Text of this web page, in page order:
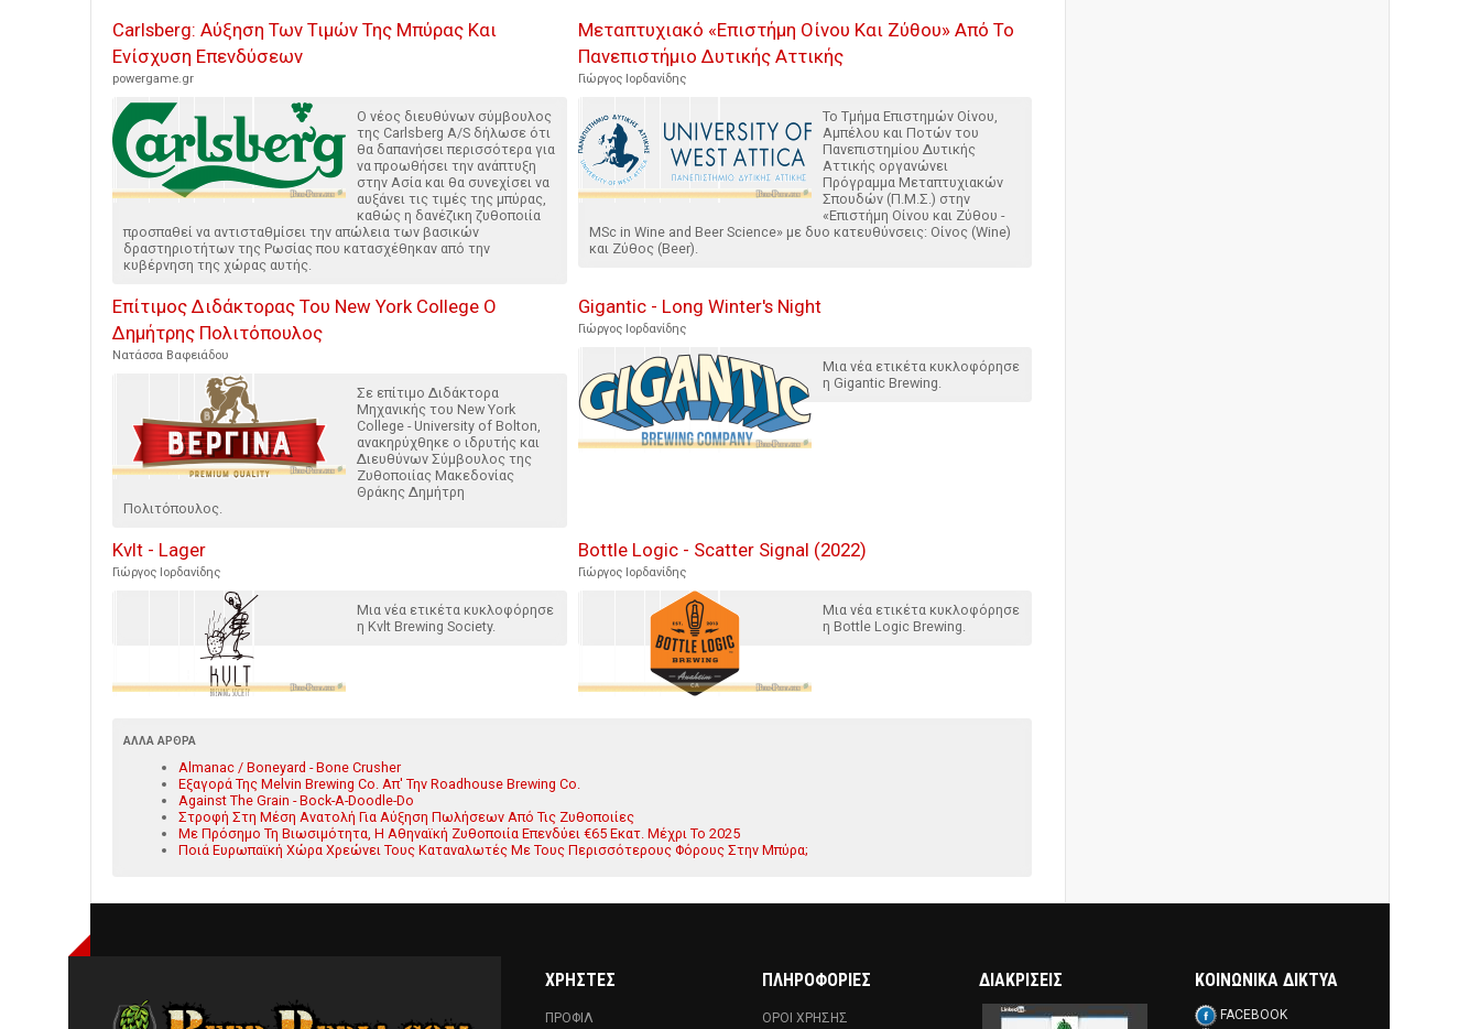
Carlsberg: Αύξηση Των Τιμών Της Μπύρας Και
Ενίσχυση Επενδύσεων
powergame.gr
Ο νέος διευθύνων σύμβουλος
της Carlsberg A/S δήλωσε ότι
θα δαπανήσει περισσότερα για
να προωθήσει την ανάπτυξη
στην Ασία και θα συνεχίσει να
αυξάνει τις τιμές της μπύρας,
καθώς η δανέζικη ζυθοποιία
προσπαθεί να αντισταθμίσει την απώλεια των βασικών
δραστηριοτήτων της Ρωσίας που κατασχέθηκαν από την
κυβέρνηση της χώρας αυτής.
Μεταπτυχιακό «Επιστήμη Οίνου Και Ζύθου» Από Το
Πανεπιστήμιο Δυτικής Αττικής
Γιώργος Ιορδανίδης
Το Τμήμα Επιστημών Οίνου,
Αμπέλου και Ποτών του
Πανεπιστημίου Δυτικής
Αττικής οργανώνει
Πρόγραμμα Μεταπτυχιακών
Σπουδών (Π.Μ.Σ.) στην
«Επιστήμη Οίνου και Ζύθου -
MSc in Wine and Beer Science» με δυο κατευθύνσεις: Οίνος (Wine)
και Ζύθος (Beer).
Επίτιμος Διδάκτορας Του New York College Ο
Δημήτρης Πολιτόπουλος
Νατάσσα Βαφειάδου
Σε επίτιμο Διδάκτορα
Μηχανικής του New York
College - University of Bolton,
ανακηρύχθηκε ο ιδρυτής και
Διευθύνων Σύμβουλος της
Ζυθοποιίας Μακεδονίας
Θράκης Δημήτρη
Πολιτόπουλος.
Gigantic - Long Winter's Night
Γιώργος Ιορδανίδης
Μια νέα ετικέτα κυκλοφόρησε
η Gigantic Brewing.
Kvlt - Lager
Γιώργος Ιορδανίδης
Μια νέα ετικέτα κυκλοφόρησε
η Kvlt Brewing Society.
Bottle Logic - Scatter Signal (2022)
Γιώργος Ιορδανίδης
Μια νέα ετικέτα κυκλοφόρησε
η Bottle Logic Brewing.
ΆΛΛΑ ΆΡΘΡΑ
Almanac / Boneyard - Bone Crusher
Εξαγορά Της Melvin Brewing Co. Απ' Την Roadhouse Brewing Co.
Against The Grain - Bock-A-Doodle-Do
Στροφή Στη Μέση Ανατολή Για Αύξηση Πωλήσεων Από Τις Ζυθοποιίες
Με Πρόσημο Τη Βιωσιμότητα, Η Αθηναϊκή Ζυθοποιία Επενδύει €65 Εκατ. Μέχρι Το 2025
Ποιά Ευρωπαϊκή Χώρα Χρεώνει Τους Καταναλωτές Με Τους Περισσότερους Φόρους Στην Μπύρα;
ΧΡΗΣΤΕΣ
ΠΡΟΦΙΛ
ΠΛΗΡΟΦΟΡΙΕΣ
ΟΡΟΙ ΧΡΗΣΗΣ
ΔΙΑΚΡΊΣΕΙΣ ΚΟΙΝΩΝΙΚΑ ΔΙΚΤΥΑ
FACEBOOK